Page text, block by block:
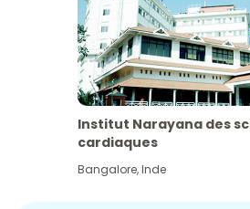
Institut Narayana des
cardiaques
Bangalore,Inde